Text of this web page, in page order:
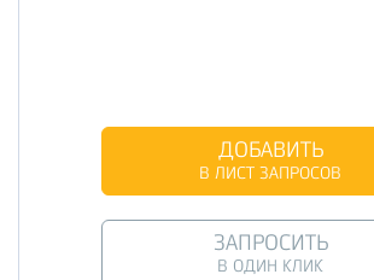
ДОБАВИТЬ
В ЛИСТ ЗАПРОСОВ
ЗАПРОСИТЬ
В ОДИН КЛИК